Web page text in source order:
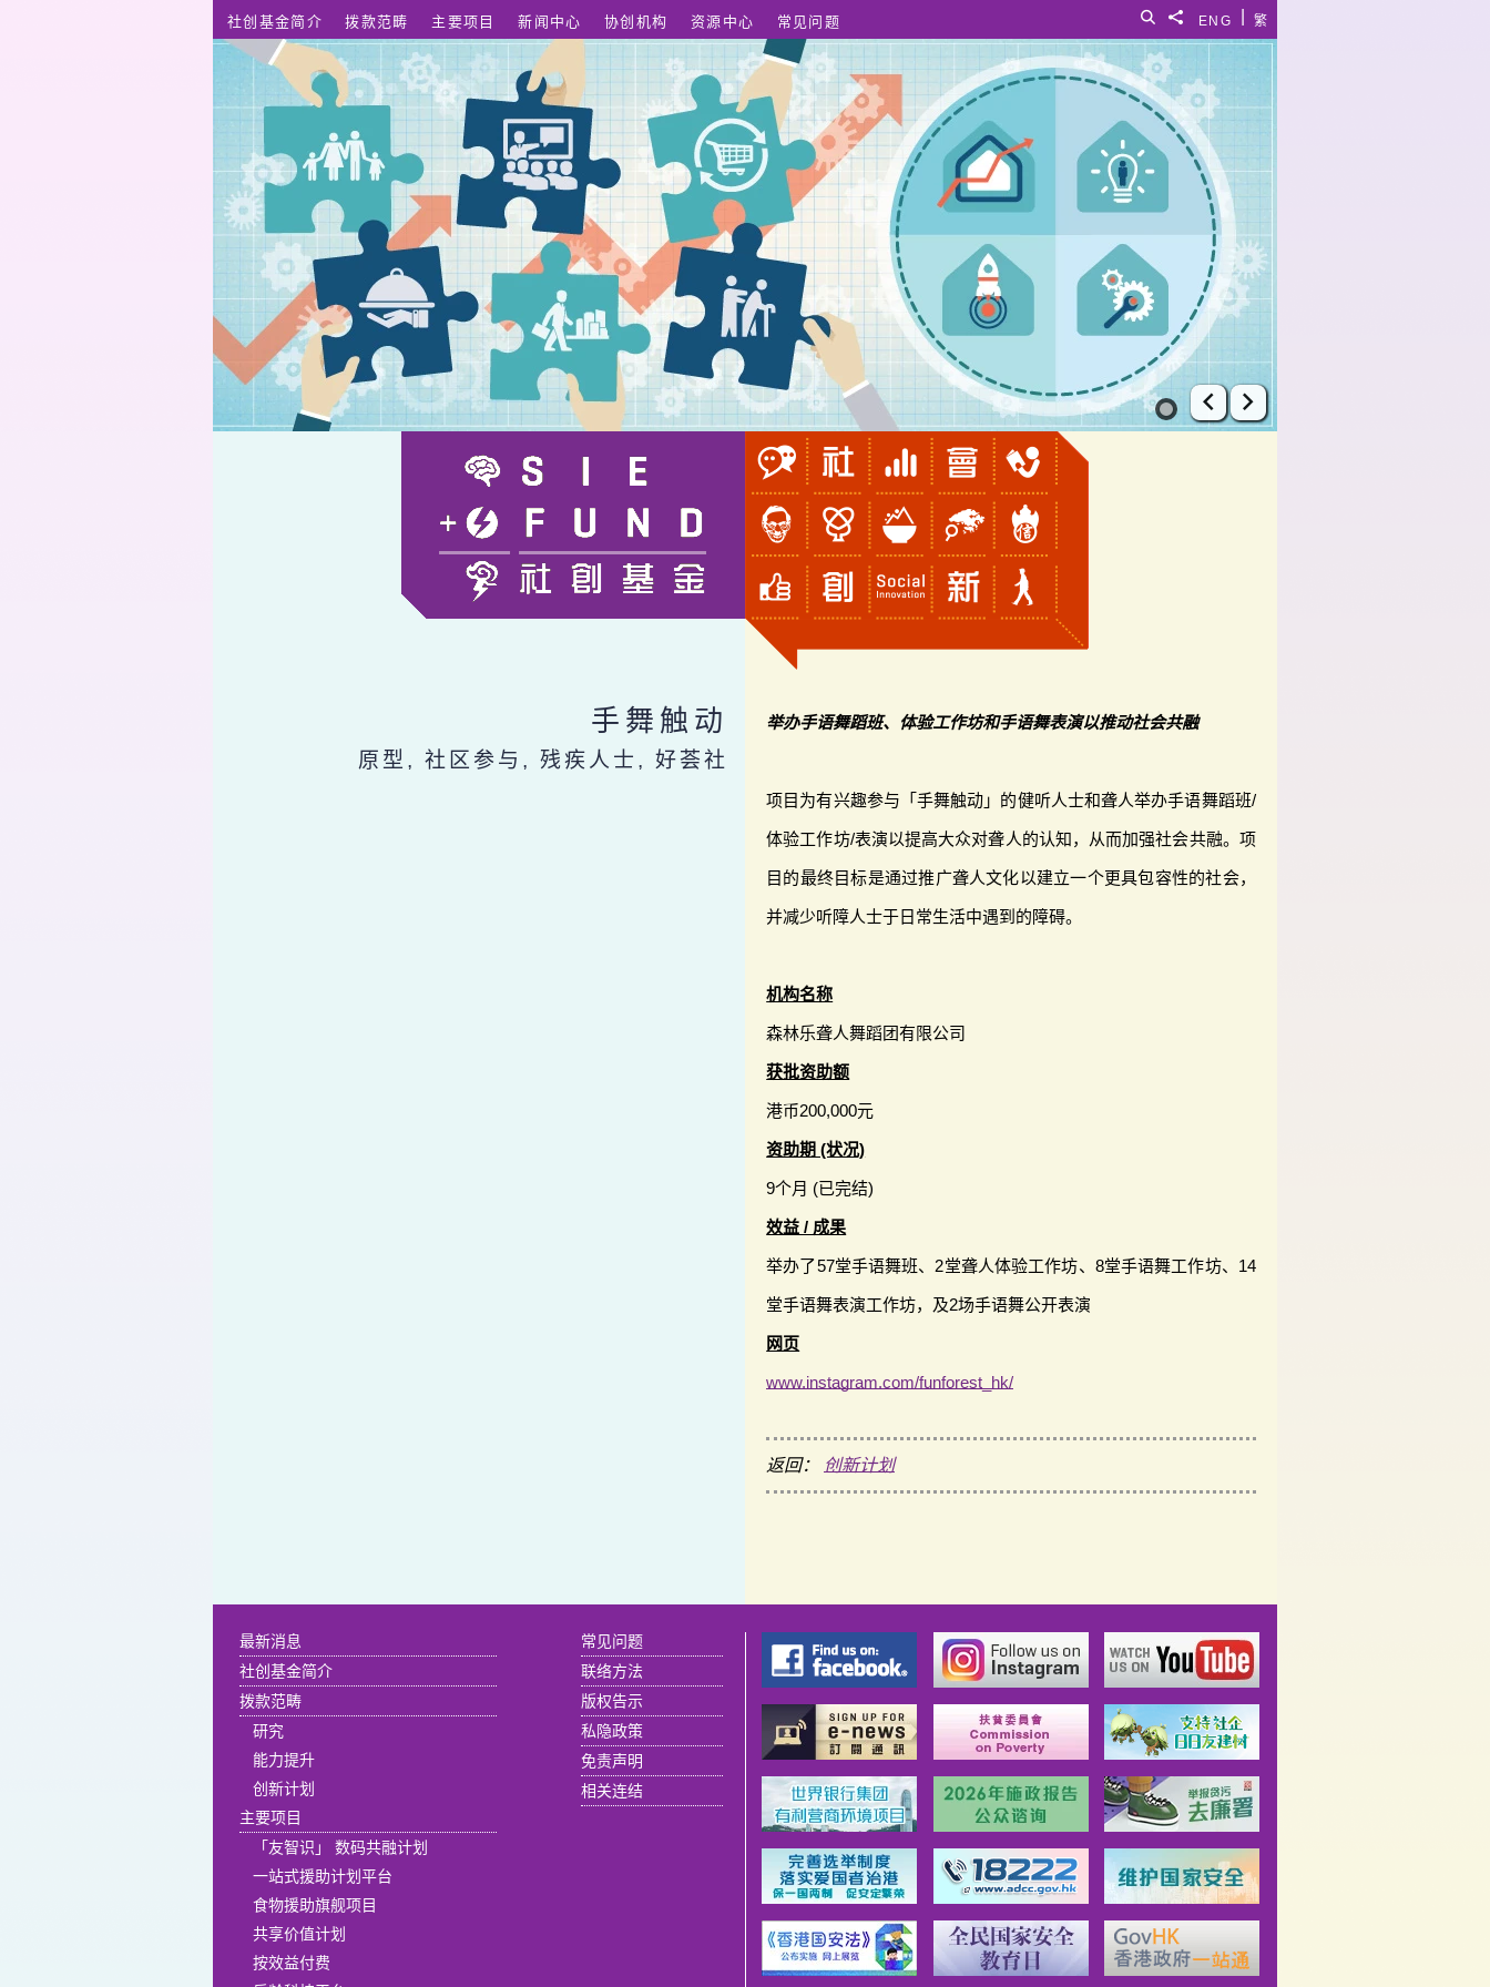
繁
ENG
分享給
搜寻
社创基金简介 拨款范畴 主要项目 新闻中心 协创机构 资源中心 常见问题
上一张幻灯片
下一张幻灯片
手舞触动
原型, 社区参与, 残疾人士, 好荟社
举办手语舞蹈班、体验工作坊和手语舞表演以推动社会共融
项目为有兴趣参与「手舞触动」的健听人士和聋人举办手语舞蹈班/
体验工作坊/表演以提高大众对聋人的认知，从而加强社会共融。项
目的最终目标是通过推广聋人文化以建立一个更具包容性的社会，
并减少听障人士于日常生活中遇到的障碍。
机构名称
森林乐聋人舞蹈团有限公司
获批资助额
港币200,000元
资助期 (状况)
9个月 (已完结)
效益 / 成果
举办了57堂手语舞班、2堂聋人体验工作坊、8堂手语舞工作坊、14
堂手语舞表演工作坊，及2场手语舞公开表演
网页
www.instagram.com/funforest_hk/
返回： 创新计划
最新消息
社创基金简介
拨款范畴
研究
能力提升
创新计划
主要项目
「友智识」 数码共融计划
一站式援助计划平台
食物援助旗舰项目
共享价值计划
按效益付费
常见问题
联络方法
版权告示
私隐政策
免责声明
相关连结